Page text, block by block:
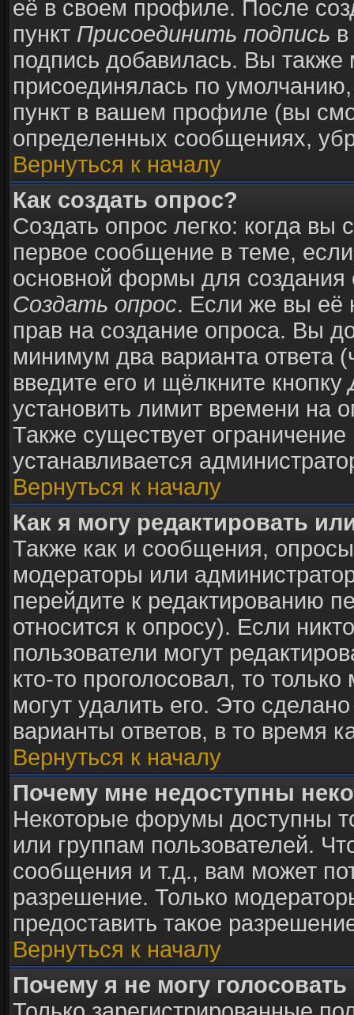
её в своем профиле. После
пункт Присоединить подпись
подпись добавилась. Вы
присоединялась по
пункт в вашем профиле (вы
определенных сообщениях,
Вернуться к началу
Как создать опрос?
Создать опрос легко: когда вы
первое сообщение в теме,
основной формы для
Создать опрос. Если же вы её
прав на создание опроса. Вы
минимум два варианта ответа
введите его и щёлкните кнопку
установить лимит времени на
Также существует
устанавливается
Вернуться к началу
Как я могу редактировать
Также как и сообщения,
модераторы или
перейдите к редактированию
относится к опросу). Если
пользователи могут
кто-то проголосовал, то
могут удалить его. Это
варианты ответов, в то время
Вернуться к началу
Почему мне недоступны
Некоторые форумы доступны
или группам пользователей.
сообщения и т.д., вам может
разрешение. Только
предоставить такое
Вернуться к началу
Почему я не могу